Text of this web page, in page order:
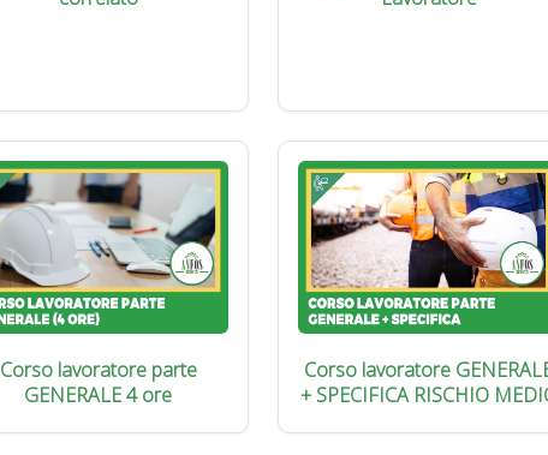
Corso lavoratore parte
GENERALE 4 ore
Corso lavoratore
+ SPECIFICA RISCHIO